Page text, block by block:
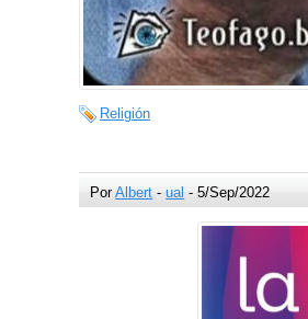
Religión
PorAlbert -ual - 5/Sep/2022